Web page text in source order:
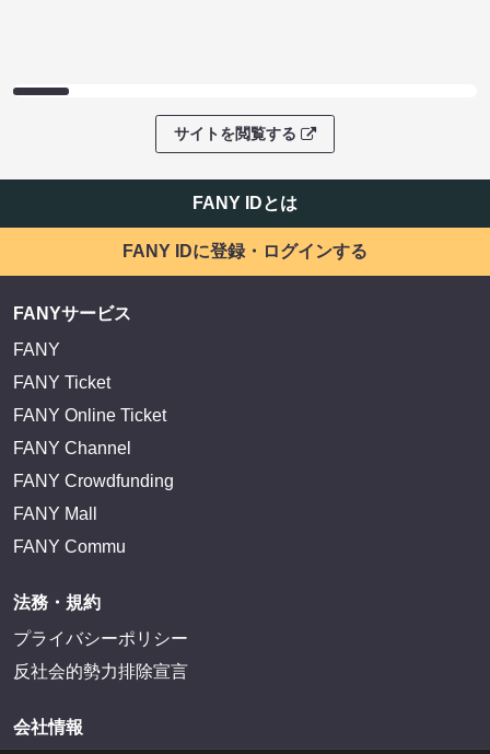
サイトを閲覧する
FANY IDとは
FANY IDに登録・ログインする
FANYサービス
FANY
FANY Ticket
FANY Online Ticket
FANY Channel
FANY Crowdfunding
FANY Mall
FANY Commu
法務・規約
プライバシーポリシー
反社会的勢力排除宣言
会社情報